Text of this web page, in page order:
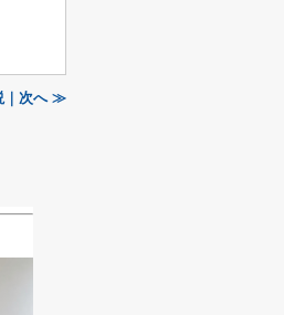
｜次へ ≫